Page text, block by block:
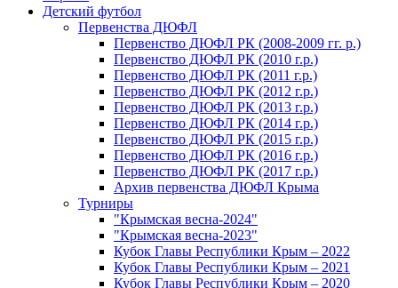
Детский футбол
Первенства ДЮФЛ
Первенство ДЮФЛ РК (2008-2009 гг. р.)
Первенство ДЮФЛ РК (2010 г.р.)
Первенство ДЮФЛ РК (2011 г.р.)
Первенство ДЮФЛ РК (2012 г.р.)
Первенство ДЮФЛ РК (2013 г.р.)
Первенство ДЮФЛ РК (2014 г.р.)
Первенство ДЮФЛ РК (2015 г.р.)
Первенство ДЮФЛ РК (2016 г.р.)
Первенство ДЮФЛ РК (2017 г.р.)
Архив первенства ДЮФЛ Крыма
Турниры
"Крымская весна-2024"
"Крымская весна-2023"
Кубок Главы Республики Крым – 2022
Кубок Главы Республики Крым – 2021
Кубок Главы Республики Крым – 2020